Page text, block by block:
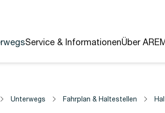
Service & InformationenÜber
Unterwegs Fahrplan & Haltestellen